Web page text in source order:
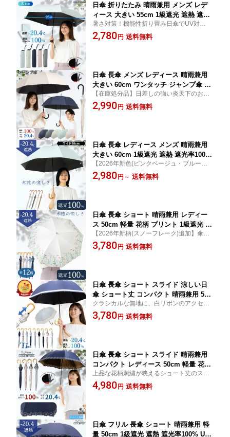
日傘 折りたたみ 晴雨兼用 メンズ レデ
ィース 大きい 55cm 1級遮光 遮熱 遮光
率100% UVカット率100%生地使用 紫外
線対策 熱中症対策 通勤 通学 おしゃれ
暑さ対策！機能性折り畳み日傘でUV対策。
便利なかんたん開閉タイプです。大きめサ
イズ 無地 送料無料(一部地域除く) 運動会 参
2,780円 送料無料
日傘 長傘 メンズ レディース 晴雨兼用
大きい 60cm ワンタッチ ジャンプ傘 遮
熱 遮光率100% UVカット率100% 紫外
線 熱中症対策 通勤 通学 スポーツ観戦
【在庫処分品】日差しの強い炎天下のお供
に。シンプルなデザインで男性も使いやす
いワンタッチ日傘。男女兼用 無地 送料無料
2,990円 送料無料
日傘 長傘 レディース メンズ 晴雨兼用
大きい 60cm 1級遮光 遮熱 遮光率100%
UVカット率100% 紫外線対策 熱中症対
策 通勤 通学 スポーツ観戦 サッカー お
【2026年新色(ピンクベージュ・ブルー・グ
レー)追加】日差しの強い炎天下のお供に。
シンプルなデザインで通勤通学にも使いや
2,980円 ～ 送料無料
日傘 長傘 ショート 晴雨兼用 レディー
ス 50cm 軽量 花柄 プリント 1級遮光 遮
熱 遮光率100% UVカット率100% 日傘
長傘遮光遮熱 日傘長傘おしゃれ 熱中症
【2026年新柄(スノーフレーク)追加】傘生
地に花柄模様をあしらったお洒落な日傘。
中棒スライド式 ショート丈 長傘 女性向け
3,780円 送料無料
日傘 長傘 ショート スライド 涼しい日
傘 ショート丈 コンパクト 晴雨兼用 50c
m 軽量 リボン 1級遮光 遮熱 遮光率10
0% UVカット率100% 日傘長傘遮光遮熱
クラシカルな無地に、白リボンのアクセン
ト。晴れの日も、雨の日も。品よく私らし
く。スライド式 ショート長傘 コンパクト
3,780円 送料無料
日傘 長傘 ショート スライド 晴雨兼用
コンパクト レディース 50cm 軽量 花柄
刺繍 1級遮光 遮熱 遮光率100% UVカッ
ト率100% 日傘長傘おしゃれ 日傘長傘遮
上品な花柄刺繍が映えるショート丈のスラ
イド長傘。照り返しを防ぐ黒コーティン
グ、紫外線も熱もシャットアウト！ コンパ
4,980円 送料無料
日傘 フリル 長傘 ショート 晴雨兼用 軽
量 50cm 1級遮光 遮熱 遮光率100% UV